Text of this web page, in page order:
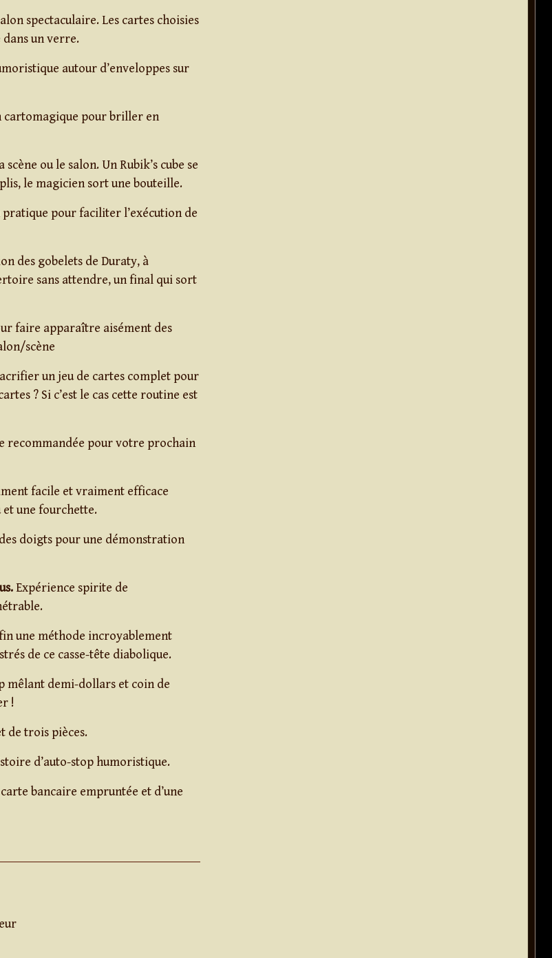
spectaculaire. Les cartes choisies
un verre.
autour d’enveloppes sur
cartomagique pour briller en
ou le salon. Un Rubik’s cube se
le magicien sort une bouteille.
pour faciliter l’exécution de
des gobelets de Duraty, à
sans attendre, un final qui sort
faire apparaître aisément des
scène
un jeu de cartes complet pour
? Si c’est le cas cette routine est
recommandée pour votre prochain
facile et vraiment efficace
une fourchette.
doigts pour une démonstration
Expérience spirite de
une méthode incroyablement
de ce casse-tête diabolique.
mêlant demi-dollars et coin de
!
de trois pièces.
d’auto-stop humoristique.
carte bancaire empruntée et d’une